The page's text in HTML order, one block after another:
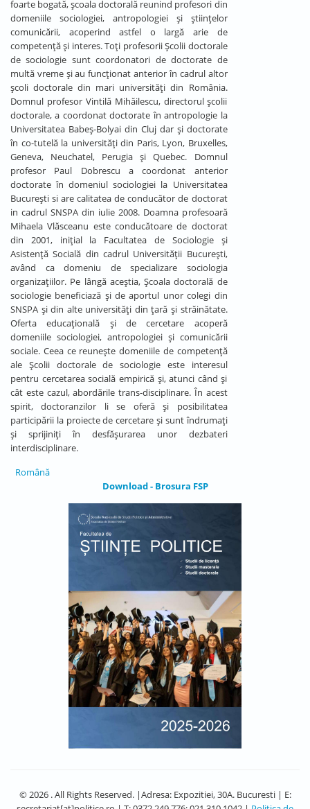
foarte bogată, şcoala doctorală reunind profesori din
domeniile sociologiei, antropologiei şi ştiinţelor
comunicării, acoperind astfel o largă arie de
competenţă şi interes. Toţi profesorii Şcolii doctorale
de sociologie sunt coordonatori de doctorate de
multă vreme şi au funcţionat anterior în cadrul altor
şcoli doctorale din mari universităţi din România.
Domnul profesor Vintilă Mihăilescu, directorul şcolii
doctorale, a coordonat doctorate în antropologie la
Universitatea Babeş-Bolyai din Cluj dar şi doctorate
în co-tutelă la universităţi din Paris, Lyon, Bruxelles,
Geneva, Neuchatel, Perugia şi Quebec. Domnul
profesor Paul Dobrescu a coordonat anterior
doctorate în domeniul sociologiei la Universitatea
Bucureşti si are calitatea de conducător de doctorat
in cadrul SNSPA din iulie 2008. Doamna profesoară
Mihaela Vlăsceanu este conducătoare de doctorat
din 2001, iniţial la Facultatea de Sociologie şi
Asistenţă Socială din cadrul Universităţii Bucureşti,
având ca domeniu de specializare sociologia
organizaţiilor. Pe lângă aceştia, Şcoala doctorală de
sociologie beneficiază şi de aportul unor colegi din
SNSPA şi din alte universităţi din ţară şi străinătate.
Oferta educaţională şi de cercetare acoperă
domeniile sociologiei, antropologiei şi comunicării
sociale. Ceea ce reuneşte domeniile de competenţă
ale Şcolii doctorale de sociologie este interesul
pentru cercetarea socială empirică şi, atunci când şi
cât este cazul, abordările trans-disciplinare. În acest
spirit, doctoranzilor li se oferă şi posibilitatea
participării la proiecte de cercetare şi sunt îndrumaţi
şi sprijiniţi în desfăşurarea unor dezbateri
interdisciplinare.
Română
Download - Brosura FSP
© 2026 . All Rights Reserved. |Adresa: Expozitiei, 30A. Bucuresti | E: